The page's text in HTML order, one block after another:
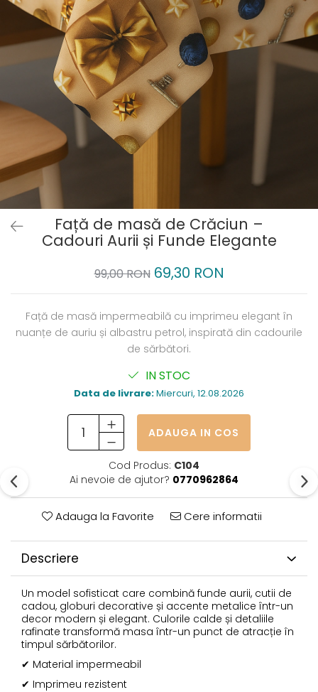
Față de masă de Crăciun –
Cadouri Aurii și Funde Elegante
99,00 RON 69,30 RON
Față de masă impermeabilă cu imprimeu elegant în
nuanțe de auriu și albastru petrol, inspirată din cadourile
de sărbători.
IN STOC
Data de livrare:Miercuri, 12.08.2026
ADAUGA IN COS
Cod Produs: C104
Ai nevoie de ajutor? 0770962864
Adauga la Favorite Cere informatii
Descriere
Un model sofisticat care combină funde aurii, cutii de
cadou, globuri decorative și accente metalice într-un
decor modern și elegant. Culorile calde și detaliile
rafinate transformă masa într-un punct de atracție în
timpul sărbătorilor.
✔ Material impermeabil
✔ Imprimeu rezistent